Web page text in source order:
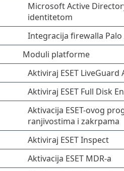
Microsoft Active
identitetom
Integracija firewalla
Moduli platforme
Aktiviraj ESET LiveGuard
Aktiviraj ESET Full Disk
Aktivacija ESET-ovog
ranjivostima i zakrpama
Aktiviraj ESET Inspect
Aktivacija ESET MDR-a